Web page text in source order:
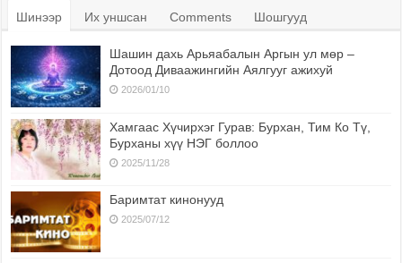
Шинээр Их уншсан Comments Шошгууд
Шашин дахь Арьяабалын Аргын ул мөр –
Дотоод Диваажингийн Аялгууг ажихуй
2026/01/10
Хамгаас Хүчирхэг Гурав: Бурхан, Тим Ко Тү,
Бурханы хүү НЭГ боллоо
2025/11/28
Баримтат кинонууд
2025/07/12